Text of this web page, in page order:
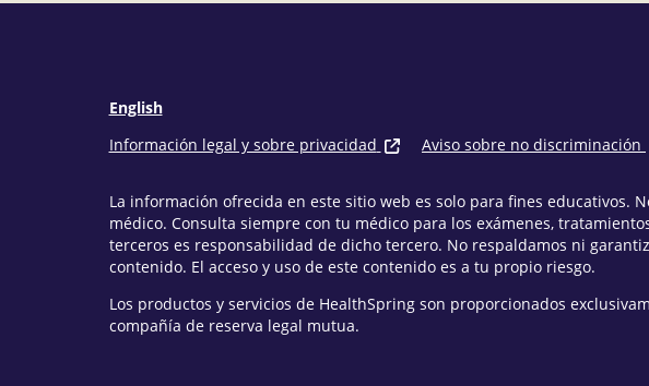
English
Información legal y sobre privacidad
Aviso sobre no discriminación
La información ofrecida en este sitio web es solo para fines
médico. Consulta siempre con tu médico para los exámenes,
terceros es responsabilidad de dicho tercero. No respaldamos ni
contenido. El acceso y uso de este contenido es a tu propio riesgo.
Los productos y servicios de HealthSpring son proporcionados
compañía de reserva legal mutua.